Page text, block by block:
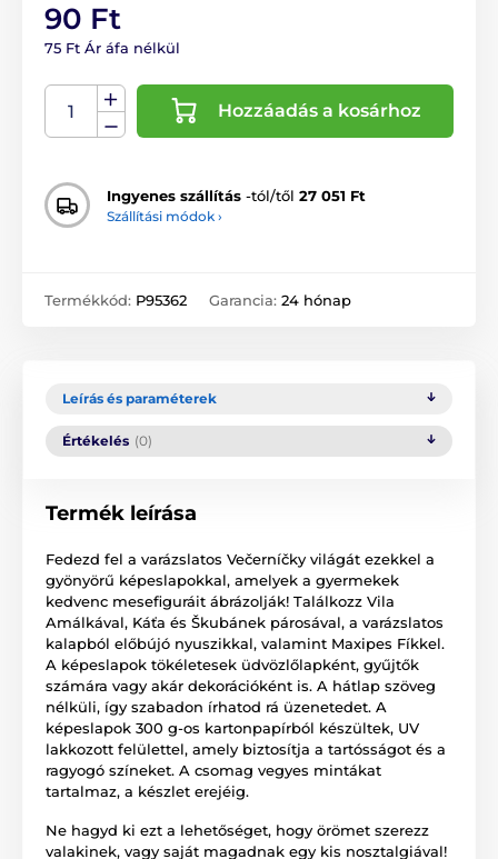
90 Ft
75 Ft Ár áfa nélkül
Hozzáadás a kosárhoz
Ingyenes szállítás -tól/től 27 051 Ft
Szállítási módok ›
Termékkód: P95362 Garancia: 24 hónap
Leírás és paraméterek
Értékelés (0)
Termék leírása
Fedezd fel a varázslatos Večerníčky világát ezekkel a
gyönyörű képeslapokkal, amelyek a gyermekek
kedvenc mesefiguráit ábrázolják! Találkozz Vila
Amálkával, Káťa és Škubánek párosával, a varázslatos
kalapból előbújó nyuszikkal, valamint Maxipes Fíkkel.
A képeslapok tökéletesek üdvözlőlapként, gyűjtők
számára vagy akár dekorációként is. A hátlap szöveg
nélküli, így szabadon írhatod rá üzenetedet. A
képeslapok 300 g-os kartonpapírból készültek, UV
lakkozott felülettel, amely biztosítja a tartósságot és a
ragyogó színeket. A csomag vegyes mintákat
tartalmaz, a készlet erejéig.
Ne hagyd ki ezt a lehetőséget, hogy örömet szerezz
valakinek, vagy saját magadnak egy kis nosztalgiával!